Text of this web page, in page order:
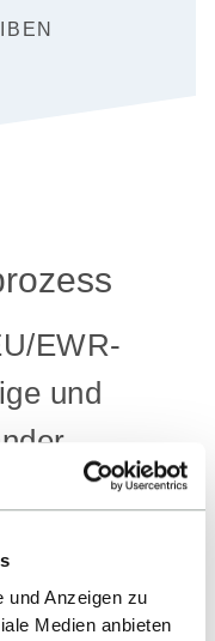
und Anzeigen zu
Medien anbieten
EWR-
und